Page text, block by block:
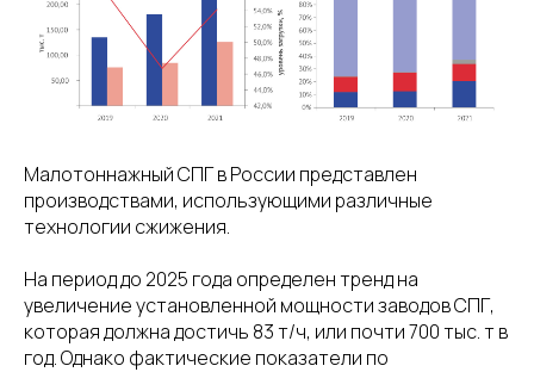
Малотоннажный СПГ в России представлен
производствами, использующими различные
технологии сжижения.
На период до 2025 года определен тренд на
увеличение установленной мощности заводов СПГ,
которая должна достичь 83 т/ч, или почти 700 тыс. т в
год. Однако фактические показатели по